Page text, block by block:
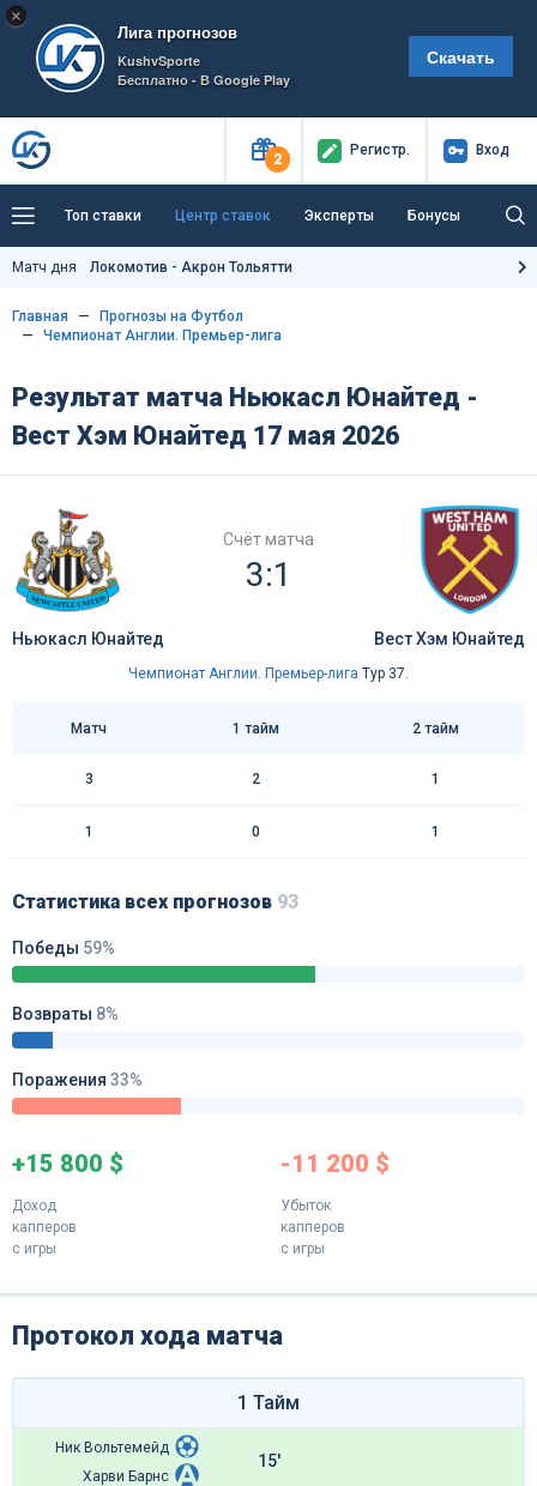
×
Лига прогнозов
KushvSporte
Бесплатно - В Google Play
Скачать
2
Регистр. Вход
Топ ставки Центр ставок Эксперты Бонусы
Тренды Букмекеры Пресс-центр
Как тут заработать?
Матч дня Локомотив - Акрон Тольятти
Главная
Прогнозы на Футбол
Чемпионат Англии. Премьер-лига
Результат матча Ньюкасл Юнайтед -
Вест Хэм Юнайтед 17 мая 2026
Счёт матча
3:1
Ньюкасл Юнайтед Вест Хэм Юнайтед
Чемпионат Англии. Премьер-лига Тур 37.
Матч 1 тайм 2 тайм
3 2 1
1 0 1
Статистика всех прогнозов 93
Победы 59%
Возвраты 8%
Поражения 33%
+15 800 $
Доход
капперов
с игры
-11 200 $
Убыток
капперов
с игры
Протокол хода матча
1 Тайм
Ник Вольтемейд
Харви Барнс
15'